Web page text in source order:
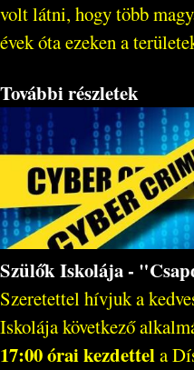
volt látni, hogy több
évek óta ezeken a
További részletek
Szülők Iskolája -
Szeretettel hívjuk a
Iskolája következő
17:00 órai kezdettela